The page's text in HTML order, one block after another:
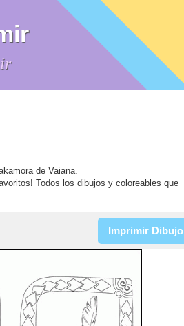
de Vaiana.
Todos los dibujos y coloreables que
Imprimir Dibujo